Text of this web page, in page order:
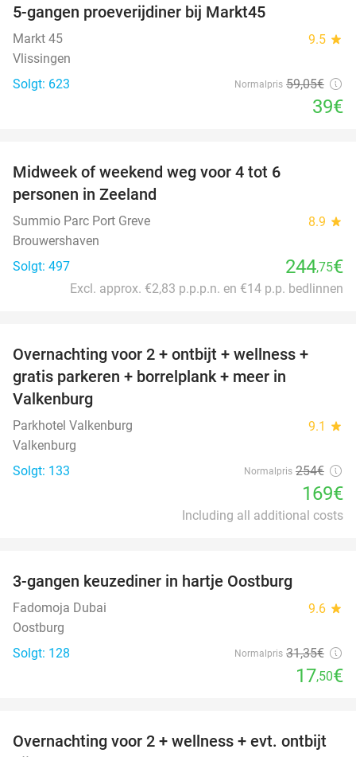
5-gangen proeverijdiner bij Markt45
Markt 45 9.5 star
Vlissingen
Solgt: 623
Normalpris 59,05€
39€
Midweek of weekend weg voor 4 tot 6
personen in Zeeland
Summio Parc Port Greve 8.9 star
Brouwershaven
Solgt: 497
244,75€
Excl. approx. €2,83 p.p.p.n. en €14 p.p. bedlinnen
33%
Overnachting voor 2 + ontbijt + wellness +
gratis parkeren + borrelplank + meer in
Valkenburg
Parkhotel Valkenburg 9.1 star
Valkenburg
Solgt: 133
Normalpris 254€
169€
Including all additional costs
3-gangen keuzediner in hartje Oostburg
Fadomoja Dubai 9.6 star
Oostburg
Solgt: 128
Normalpris 31,35€
17,50€
55%
Overnachting voor 2 + wellness + evt. ontbijt